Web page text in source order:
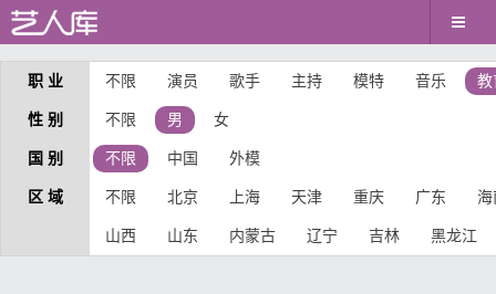
职 业 不限 演员 歌手 主持 模特 音乐 教
性 别 不限 男 女
国 别 不限 中国 外模
区 域 不限 北京 上海 天津 重庆 广东 海
山西 山东 内蒙古 辽宁 吉林 黑龙江